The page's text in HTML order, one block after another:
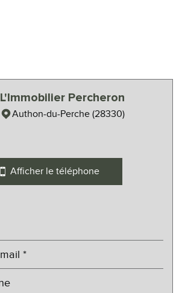
L'Immobilier Percheron
Authon-du-Perche (28330)
Afficher le téléphone